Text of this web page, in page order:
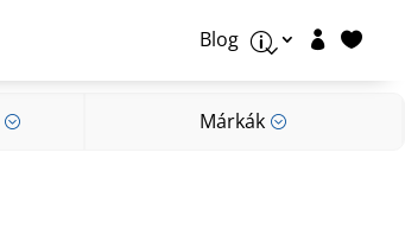
Blog p  
; Márkák ;
Márkák;